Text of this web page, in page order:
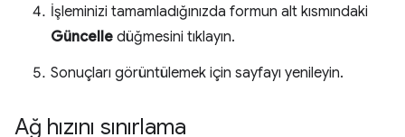
İşleminizi tamamladığınızda formun alt kısmındaki
Güncelle düğmesini tıklayın.
Sonuçları görüntülemek için sayfayı yenileyin.
Ağ hızını sınırlama